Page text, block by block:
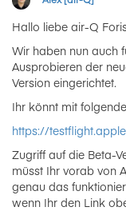
Hallo liebe air-Q
Wir haben nun auch
Ausprobieren der
Version eingerichtet.
Ihr könnt mit
https://
Zugriff auf die Beta-
müsst Ihr vorab von
genau das
wenn Ihr den Link